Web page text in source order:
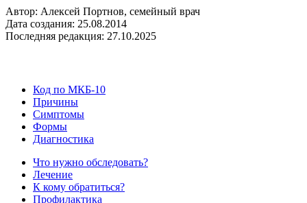
Автор: Алексей Портнов, семейный врач
Дата создания: 25.08.2014
Последняя редакция: 27.10.2025
Код по МКБ-10
Причины
Симптомы
Формы
Диагностика
Что нужно обследовать?
Лечение
К кому обратиться?
Профилактика